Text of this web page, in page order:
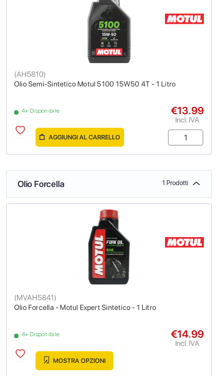
Olio Semi-Sintetico Motul 5100 15W50 4T - 1 Litro
(AH5810)
4+ Disponibile €13.99
Incl. IVA
AGGIUNGI AL CARRELLO
Olio Forcella 1 Prodotti
Olio Forcella - Motul Expert Sintetico - 1 Litro
(MVAH5841)
4+ Disponibile €14.99
Incl. IVA
MOSTRA OPZIONI